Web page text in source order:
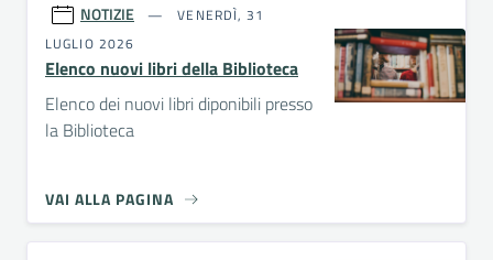
NOTIZIE
VENERDÌ, 31
LUGLIO 2026
Elenco nuovi libri della Biblioteca
Elenco dei nuovi libri diponibili presso
la Biblioteca
VAI ALLA PAGINA